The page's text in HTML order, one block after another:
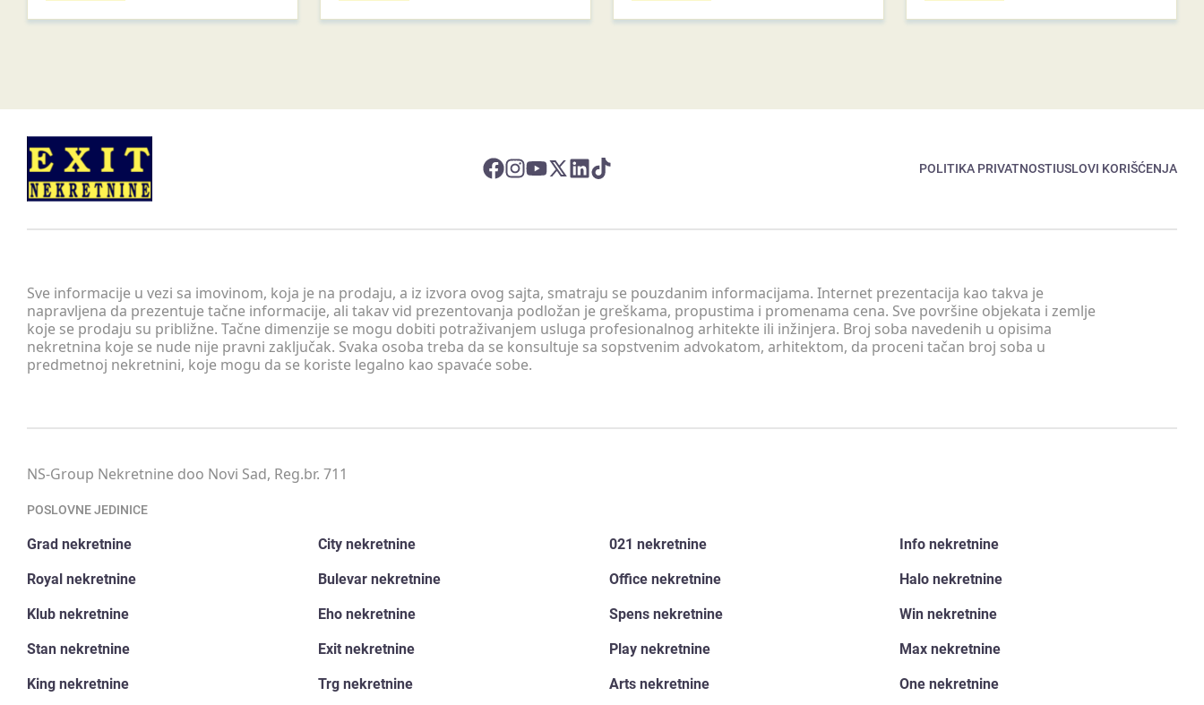
POLITIKA PRIVATNOSTIUSLOVI KORIŠĆENJA
Sve informacije u vezi sa imovinom, koja je na prodaju, a iz izvora ovog sajta, smatraju se pouzdanim informacijama. Internet prezentacija kao takva je
napravljena da prezentuje tačne informacije, ali takav vid prezentovanja podložan je greškama, propustima i promenama cena. Sve površine objekata i zemlje
koje se prodaju su približne. Tačne dimenzije se mogu dobiti potraživanjem usluga profesionalnog arhitekte ili inžinjera. Broj soba navedenih u opisima
nekretnina koje se nude nije pravni zaključak. Svaka osoba treba da se konsultuje sa sopstvenim advokatom, arhitektom, da proceni tačan broj soba u
predmetnoj nekretnini, koje mogu da se koriste legalno kao spavaće sobe.
NS-Group Nekretnine doo Novi Sad, Reg.br. 711
POSLOVNE JEDINICE
Grad nekretnine City nekretnine 021 nekretnine Info nekretnine
Royal nekretnine Bulevar nekretnine Office nekretnine Halo nekretnine
Klub nekretnine Eho nekretnine Spens nekretnine Win nekretnine
Stan nekretnine Exit nekretnine Play nekretnine Max nekretnine
King nekretnine Trg nekretnine Arts nekretnine One nekretnine